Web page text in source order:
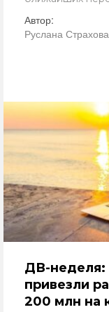
Автор:
Руслана Страхова
ДВ-неделя:
привезли
200 млн на